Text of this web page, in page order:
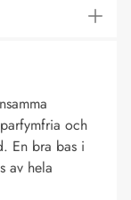
och
En bra bas i
av hela